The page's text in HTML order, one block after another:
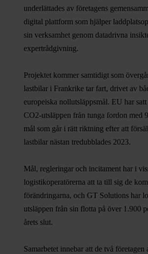
underlättades av företagens
digital plattform som hjälper
sin verksamhet genom datadrivna
expertrådgivning.
Projektet kommer samtidigt som
lastbilar i Frankrike tar fart, drivet av
europeiska nollutsläppsmål. EU har
CO2-utsläppen från tunga fordon med
mål som går i rätt riktning efter att
lastbilar nästan tredubblades 2023.
Mål, regleringar och incitament har i
logistikoperatörerna att ta till sig de
förändringarna, och GT Solutions har
utsläppen från sin flotta på över 1.900
årets slut.
Samarbetet innebar att de två företagen